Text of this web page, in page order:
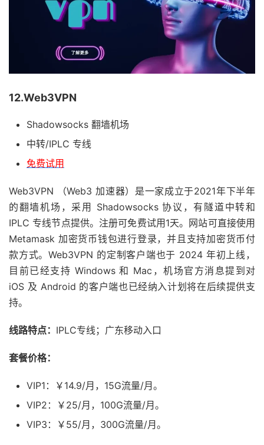
12.Web3VPN
Shadowsocks 翻墙机场
中转/IPLC 专线
免费试用
Web3VPN （Web3 加速器）是一家成立于2021年下半年
的翻墙机场，采用 Shadowsocks 协议，有隧道中转和
IPLC 专线节点提供。注册可免费试用1天。网站可直接使用
Metamask 加密货币钱包进行登录，并且支持加密货币付
款方式。Web3VPN 的定制客户端也于 2024 年初上线，
目前已经支持 Windows 和 Mac，机场官方消息提到对
iOS 及 Android 的客户端也已经纳入计划将在后续提供支
持。
线路特点： IPLC专线；广东移动入口
套餐价格：
VIP1：￥14.9/月，15G流量/月。
VIP2：￥25/月，100G流量/月。
VIP3：￥55/月，300G流量/月。